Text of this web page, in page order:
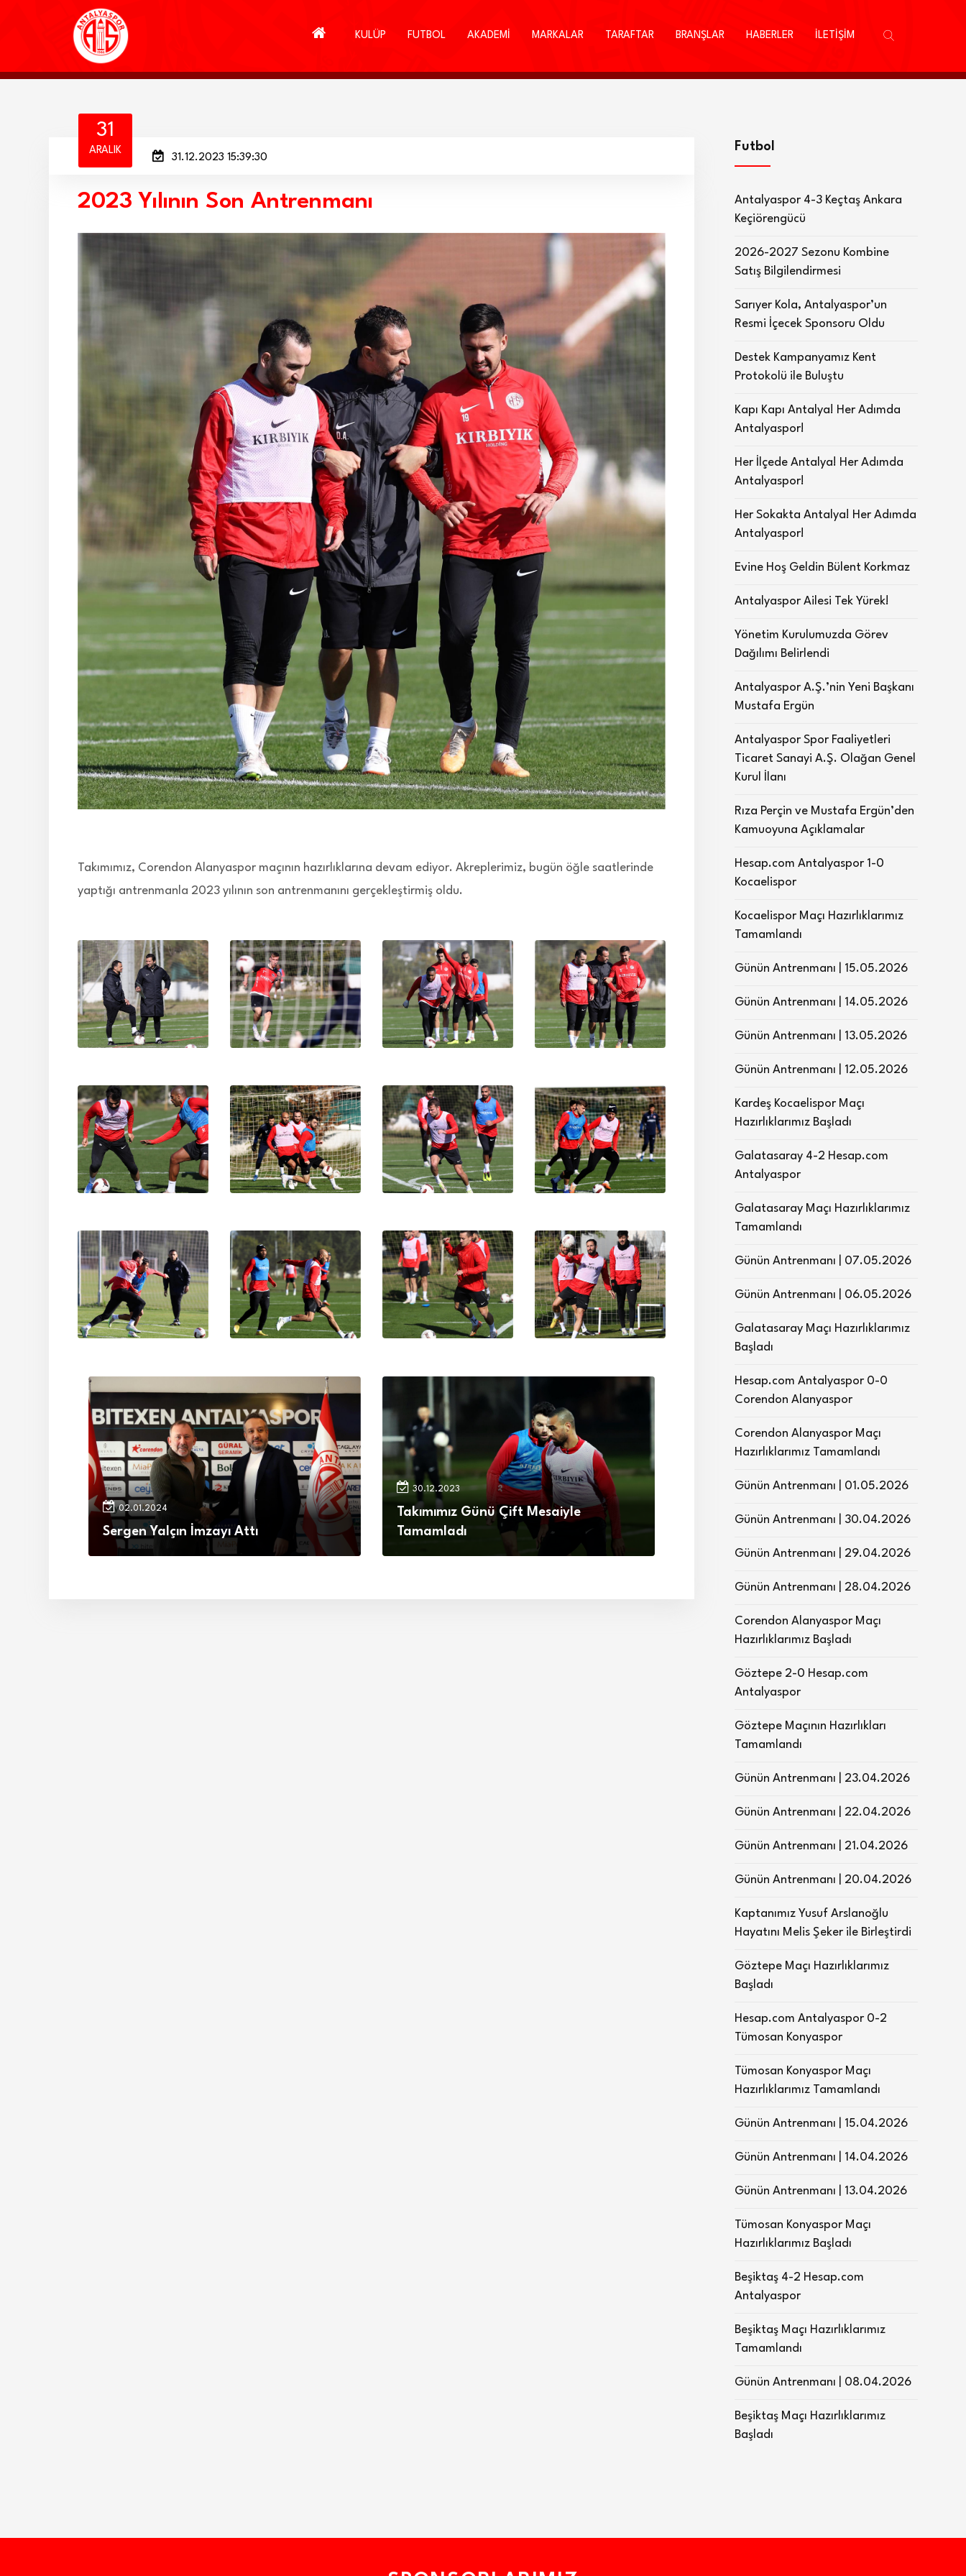
KULÜP FUTBOL AKADEMİ MARKALAR TARAFTAR BRANŞLAR HABERLER İLETİŞİM
31
ARALIK
31.12.2023 15:39:30
2023 Yılının Son Antrenmanı
Takımımız, Corendon Alanyaspor maçının hazırlıklarına devam ediyor. Akreplerimiz, bugün öğle saatlerinde
yaptığı antrenmanla 2023 yılının son antrenmanını gerçekleştirmiş oldu.
02.01.2024
Sergen Yalçın İmzayı Attı
30.12.2023
Takımımız Günü Çift Mesaiyle
Tamamladı
Futbol
Antalyaspor 4-3 Keçtaş Ankara
Keçiörengücü
2026-2027 Sezonu Kombine
Satış Bilgilendirmesi
Sarıyer Kola, Antalyaspor’un
Resmi İçecek Sponsoru Oldu
Destek Kampanyamız Kent
Protokolü ile Buluştu
Kapı Kapı Antalya! Her Adımda
Antalyaspor!
Her İlçede Antalya! Her Adımda
Antalyaspor!
Her Sokakta Antalya! Her Adımda
Antalyaspor!
Evine Hoş Geldin Bülent Korkmaz
Antalyaspor Ailesi Tek Yürek!
Yönetim Kurulumuzda Görev
Dağılımı Belirlendi
Antalyaspor A.Ş.’nin Yeni Başkanı
Mustafa Ergün
Antalyaspor Spor Faaliyetleri
Ticaret Sanayi A.Ş. Olağan Genel
Kurul İlanı
Rıza Perçin ve Mustafa Ergün’den
Kamuoyuna Açıklamalar
Hesap.com Antalyaspor 1-0
Kocaelispor
Kocaelispor Maçı Hazırlıklarımız
Tamamlandı
Günün Antrenmanı | 15.05.2026
Günün Antrenmanı | 14.05.2026
Günün Antrenmanı | 13.05.2026
Günün Antrenmanı | 12.05.2026
Kardeş Kocaelispor Maçı
Hazırlıklarımız Başladı
Galatasaray 4-2 Hesap.com
Antalyaspor
Galatasaray Maçı Hazırlıklarımız
Tamamlandı
Günün Antrenmanı | 07.05.2026
Günün Antrenmanı | 06.05.2026
Galatasaray Maçı Hazırlıklarımız
Başladı
Hesap.com Antalyaspor 0-0
Corendon Alanyaspor
Corendon Alanyaspor Maçı
Hazırlıklarımız Tamamlandı
Günün Antrenmanı | 01.05.2026
Günün Antrenmanı | 30.04.2026
Günün Antrenmanı | 29.04.2026
Günün Antrenmanı | 28.04.2026
Corendon Alanyaspor Maçı
Hazırlıklarımız Başladı
Göztepe 2-0 Hesap.com
Antalyaspor
Göztepe Maçının Hazırlıkları
Tamamlandı
Günün Antrenmanı | 23.04.2026
Günün Antrenmanı | 22.04.2026
Günün Antrenmanı | 21.04.2026
Günün Antrenmanı | 20.04.2026
Kaptanımız Yusuf Arslanoğlu
Hayatını Melis Şeker ile Birleştirdi
Göztepe Maçı Hazırlıklarımız
Başladı
Hesap.com Antalyaspor 0-2
Tümosan Konyaspor
Tümosan Konyaspor Maçı
Hazırlıklarımız Tamamlandı
Günün Antrenmanı | 15.04.2026
Günün Antrenmanı | 14.04.2026
Günün Antrenmanı | 13.04.2026
Tümosan Konyaspor Maçı
Hazırlıklarımız Başladı
Beşiktaş 4-2 Hesap.com
Antalyaspor
Beşiktaş Maçı Hazırlıklarımız
Tamamlandı
Günün Antrenmanı | 08.04.2026
Beşiktaş Maçı Hazırlıklarımız
Başladı